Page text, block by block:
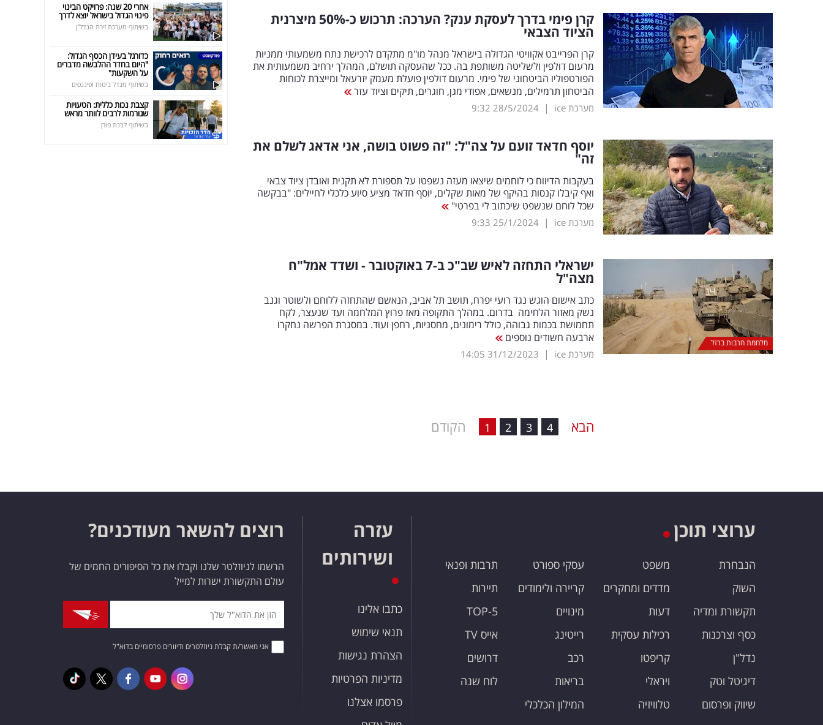
קרן פימי בדרך לעסקת ענק? הערכה: תרכוש כ-50% מיצרנית
הציוד הצבאי
קרן הפרייבט אקוויטי הגדולה בישראל מנהל מו"מ מתקדם לרכישת נתח משמעותי ממניות
מרעום דולפין ולשליטה משותפת בה. ככל שהעסקה תושלם, המהלך ירחיב משמעותית את
הפורטפוליו הביטחוני של פימי. מרעום דולפין פועלת מעמק יזרעאל ומייצרת לכוחות
הביטחון תרמילים, מנשאים, אפודי מגן, חוגרים, תיקים וציוד עזר
מערכת ice |
28/5/2024
9:32
יוסף חדאד זועם על צה"ל: "זה פשוט בושה, אני אדאג לשלם את
זה"
בעקבות הדיווח כי לוחמים שיצאו מעזה נשפטו על תספורת לא תקנית ואובדן ציוד צבאי
ואף קיבלו קנסות בהיקף של מאות שקלים, יוסף חדאד מציע סיוע כלכלי לחיילים: "בבקשה
שכל לוחם שנשפט שיכתוב לי בפרטי"
מערכת ice |
25/1/2024
9:33
מלחמת חרבות ברזל
ישראלי התחזה לאיש שב"כ ב-7 באוקטובר - ושדד אמל"ח
מצה"ל
כתב אישום הוגש נגד רועי יפרח, תושב תל אביב, הנאשם שהתחזה ללוחם ולשוטר וגנב
נשק מאזור הלחימה בדרום. במהלך התקופה מאז פרוץ המלחמה ועד שנעצר, לקח
תחמושת בכמות גבוהה, כולל רימונים, מחסניות, רחפן ועוד. במסגרת הפרשה נחקרו
ארבעה חשודים נוספים
מערכת ice |
31/12/2023
14:05
הקודם 1 2 3 4 הבא
אחרי 20 שנה: פרויקט הבינוי
פינוי הגדול בישראל יוצא לדרך
בשיתוף מערכת זירת הנדל"ן
כדורגל בעידן הכסף הגדול:
"היום בחדר ההלבשה מדברים
על השקעות"
בשיתוף מגדל ביטוח ופיננסים
קצבת נכות כללית: הטעויות
שגורמות לרבים לוותר מראש
בשיתוף לבנת פורן
ערוצי תוכן
הנבחרת
השוק
תקשורת ומדיה
כסף וצרכנות
נדל"ן
דיגיטל וטק
שיווק ופרסום
משפט
מדדים ומחקרים
דעות
רכילות עסקית
קריפטו
ויראלי
טלוויזיה
עסקי ספורט
קריירה ולימודים
מינויים
רייטינג
רכב
בריאות
המילון הכלכלי
תרבות ופנאי
תיירות
TOP-5
אייס TV
דרושים
לוח שנה
עזרה
ושירותים
כתבו אלינו
תנאי שימוש
הצהרת נגישות
מדיניות הפרטיות
פרסמו אצלנו
רוצים להשאר מעודכנים?
הרשמו לניוזלטר שלנו וקבלו את כל הסיפורים החמים של
עולם התקשורת ישרות למייל
אני מאשר/ת קבלת ניוזלטרים ודיוורים פרסומיים בדוא"ל